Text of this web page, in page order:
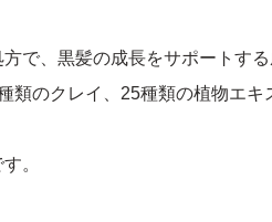
で、黒髪の成長をサポートす
類のクレイ、25種類の植物エキ
。